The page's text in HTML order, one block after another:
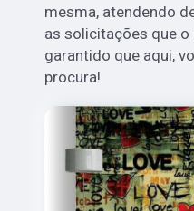
mesma, atendendo
as solicitações que o
garantido que aqui,
procura!